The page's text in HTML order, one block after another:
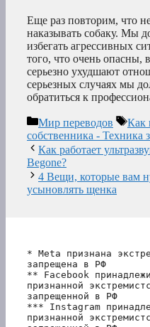
Еще раз повторим, что
наказывать собаку. Мы
избегать агрессивных
того, что очень опасны,
серьезно ухудшают
серьезных случаях мы
обратиться к
Рубрики
Мир переводов
Как
собственника - Техника
Как работает
Begone?
4 Вещи, которые вам
усыновлять щенка
* Meta признана
запрещена в РФ
** Facebook
признанной
запрещенной в РФ
*** Instagram
признанной